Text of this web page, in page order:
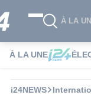
À LA
À LA UNE
i24NEWS